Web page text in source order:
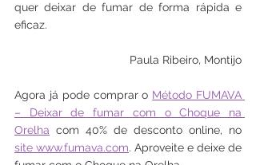
quer deixar de fumar de forma rápida e
eficaz.
Paula Ribeiro, Montijo
Agora já pode comprar o Método FUMAVA
– Deixar de fumar com o Choque na
Orelha
site www.fumava.com. Aproveite e deixe de